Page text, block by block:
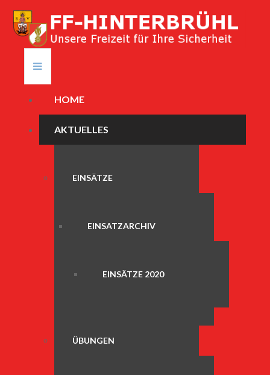
HOME
AKTUELLES
EINSÄTZE
EINSATZARCHIV
EINSÄTZE 2020
ÜBUNGEN